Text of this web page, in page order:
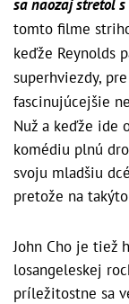
sa naozaj stretol s
tomto filme
keďže Reynolds
superhviezdy,
fascinujúcejšie
Nuž a keďže ide
komédiu plnú
svoju mladšiu
pretože na
John Cho je tiež
losangeleskej
príležitostne sa